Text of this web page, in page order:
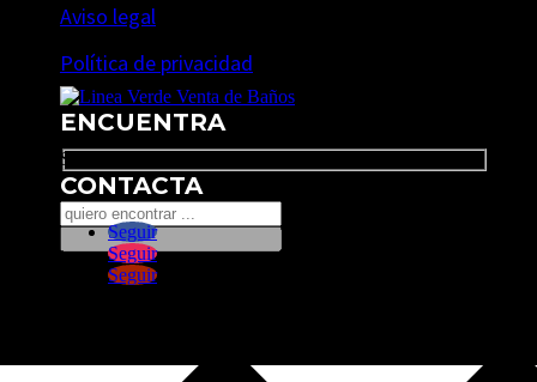
Aviso legal
Política de privacidad
ENCUENTRA
Search
CONTACTA
Seguir
Seguir
Seguir